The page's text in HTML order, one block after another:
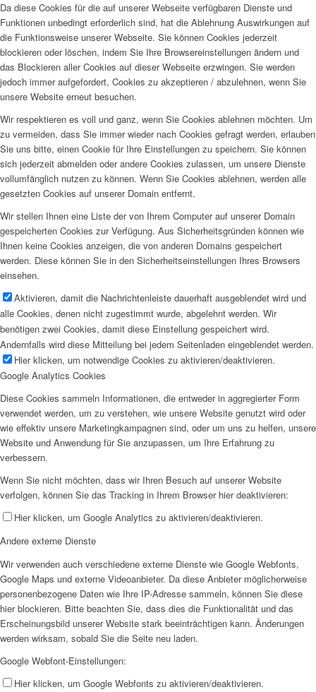
Da diese Cookies für die auf unserer Webseite verfügbaren Dienste und
Funktionen unbedingt erforderlich sind, hat die Ablehnung Auswirkungen auf
die Funktionsweise unserer Webseite. Sie können Cookies jederzeit
blockieren oder löschen, indem Sie Ihre Browsereinstellungen ändern und
das Blockieren aller Cookies auf dieser Webseite erzwingen. Sie werden
jedoch immer aufgefordert, Cookies zu akzeptieren / abzulehnen, wenn Sie
unsere Website erneut besuchen.
Wir respektieren es voll und ganz, wenn Sie Cookies ablehnen möchten. Um
zu vermeiden, dass Sie immer wieder nach Cookies gefragt werden, erlauben
Sie uns bitte, einen Cookie für Ihre Einstellungen zu speichern. Sie können
sich jederzeit abmelden oder andere Cookies zulassen, um unsere Dienste
vollumfänglich nutzen zu können. Wenn Sie Cookies ablehnen, werden alle
gesetzten Cookies auf unserer Domain entfernt.
Wir stellen Ihnen eine Liste der von Ihrem Computer auf unserer Domain
gespeicherten Cookies zur Verfügung. Aus Sicherheitsgründen können wie
Ihnen keine Cookies anzeigen, die von anderen Domains gespeichert
werden. Diese können Sie in den Sicherheitseinstellungen Ihres Browsers
einsehen.
Aktivieren, damit die Nachrichtenleiste dauerhaft ausgeblendet wird und
alle Cookies, denen nicht zugestimmt wurde, abgelehnt werden. Wir
benötigen zwei Cookies, damit diese Einstellung gespeichert wird.
Andernfalls wird diese Mitteilung bei jedem Seitenladen eingeblendet werden.
Hier klicken, um notwendige Cookies zu aktivieren/deaktivieren.
Google Analytics Cookies
Diese Cookies sammeln Informationen, die entweder in aggregierter Form
verwendet werden, um zu verstehen, wie unsere Website genutzt wird oder
wie effektiv unsere Marketingkampagnen sind, oder um uns zu helfen, unsere
Website und Anwendung für Sie anzupassen, um Ihre Erfahrung zu
verbessern.
Wenn Sie nicht möchten, dass wir Ihren Besuch auf unserer Website
verfolgen, können Sie das Tracking in Ihrem Browser hier deaktivieren:
Hier klicken, um Google Analytics zu aktivieren/deaktivieren.
Andere externe Dienste
Wir verwenden auch verschiedene externe Dienste wie Google Webfonts,
Google Maps und externe Videoanbieter. Da diese Anbieter möglicherweise
personenbezogene Daten wie Ihre IP-Adresse sammeln, können Sie diese
hier blockieren. Bitte beachten Sie, dass dies die Funktionalität und das
Erscheinungsbild unserer Website stark beeinträchtigen kann. Änderungen
werden wirksam, sobald Sie die Seite neu laden.
Google Webfont-Einstellungen:
Hier klicken, um Google Webfonts zu aktivieren/deaktivieren.